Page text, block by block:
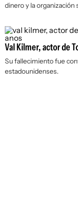
dinero y la organización
Val Kilmer, actor de
Su fallecimiento fue
estadounidenses.